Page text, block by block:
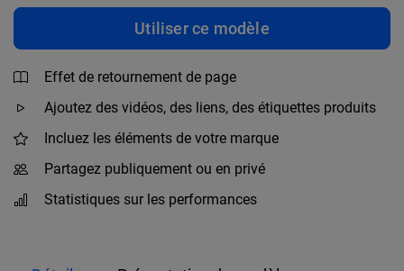
Utiliser ce modèle
Effet de retournement de page
Ajoutez des vidéos, des liens, des étiquettes produits
Incluez les éléments de votre marque
Partagez publiquement ou en privé
Statistiques sur les performances